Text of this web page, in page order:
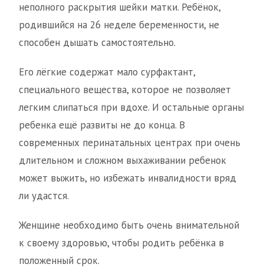
неполного раскрытия шейки матки. Ребёнок,
родившийся на 26 неделе беременности, не
способен дышать самостоятельно.
Его лёгкие содержат мало сурфактант,
специального вещества, которое не позволяет
легким слипаться при вдохе. И остальные органы
ребенка ещё развиты не до конца. В
современных перинатальных центрах при очень
длительном и сложном выхаживании ребенок
может выжить, но избежать инвалидности вряд
ли удастся.
Женщине необходимо быть очень внимательной
к своему здоровью, чтобы родить ребёнка в
положенный срок.